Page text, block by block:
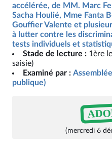
accélérée, de MM. Marc
Sacha Houlié, Mme Fanta
Gouffier Valente et
à lutter contre les
tests individuels et
Stade de lecture : 1ère
saisie)
Examiné par :
publique)
(mercredi 6